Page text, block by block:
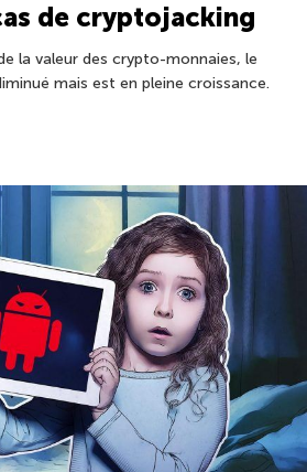
de cryptojacking
la valeur des crypto-monnaies, le
mais est en pleine croissance.